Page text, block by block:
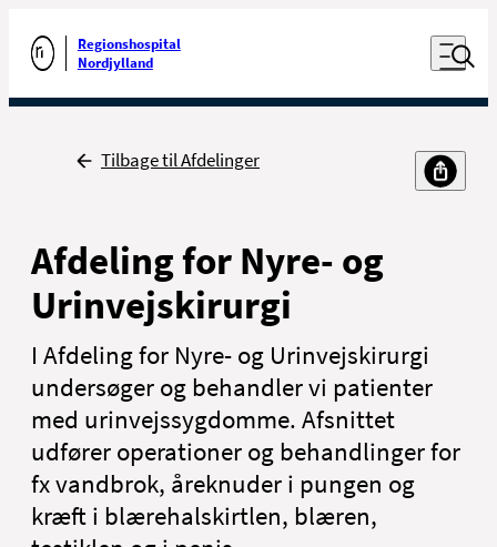
Gå til forsiden
Regionshospital
Nordjylland
Åben
Udfør søgning
Tilbage
Tilbage til Afdelinger
Afdeling for Nyre- og
Urinvejskirurgi
I Afdeling for Nyre- og Urinvejskirurgi
undersøger og behandler vi patienter
med urinvejssygdomme. Afsnittet
udfører operationer og behandlinger for
fx vandbrok, åreknuder i pungen og
kræft i blærehalskirtlen, blæren,